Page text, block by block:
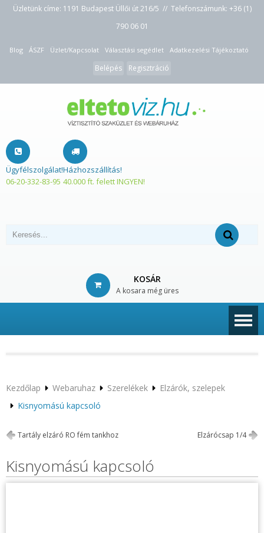
Üzletünk címe: 1191 Budapest Üllői út 216/5 // Telefonszámunk: +36 (1)
790 06 01
Blog ÁSZF Üzlet/Kapcsolat Választási segédlet Adatkezelési Tájékoztató
Belépés Regisztráció
Ügyfélszolgálat!
06-20-332-83-95
Házhozszállítás!
40.000 ft. felett INGYEN!
KOSÁR
A kosara még üres
Kezdőlap Webaruhaz Szerelékek
Elzárók, szelepek
Kisnyomású kapcsoló
Tartály elzáró RO fém tankhoz Elzárócsap 1/4
Kisnyomású kapcsoló